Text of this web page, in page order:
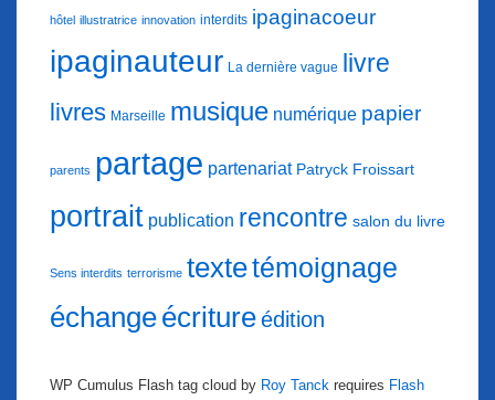
hôtel illustratrice innovation interdits ipaginacoeur
ipaginauteur La dernière vague livre
livres Marseille musique numérique papier
parents partage partenariat Patryck Froissart
portrait publication rencontre salon du livre
Sens interdits terrorisme textetémoignage
échangeécritureédition
WP Cumulus Flash tag cloud by Roy Tanck requires Flash